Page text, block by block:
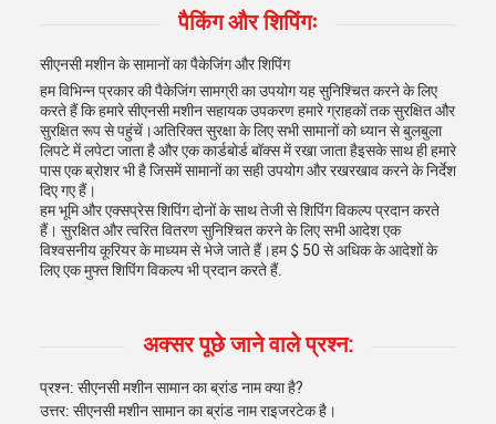
पैकिंग और शिपिंगः
सीएनसी मशीन के सामानों का पैकेजिंग और शिपिंग
हम विभिन्न प्रकार की पैकेजिंग सामग्री का उपयोग यह सुनिश्चित करने के लिए
करते हैं कि हमारे सीएनसी मशीन सहायक उपकरण हमारे ग्राहकों तक सुरक्षित और
सुरक्षित रूप से पहुंचें।अतिरिक्त सुरक्षा के लिए सभी सामानों को ध्यान से बुलबुला
लिपटे में लपेटा जाता है और एक कार्डबोर्ड बॉक्स में रखा जाता हैइसके साथ ही हमारे
पास एक ब्रोशर भी है जिसमें सामानों का सही उपयोग और रखरखाव करने के निर्देश
दिए गए हैं।
हम भूमि और एक्सप्रेस शिपिंग दोनों के साथ तेजी से शिपिंग विकल्प प्रदान करते
हैं। सुरक्षित और त्वरित वितरण सुनिश्चित करने के लिए सभी आदेश एक
विश्वसनीय कूरियर के माध्यम से भेजे जाते हैं।हम $ 50 से अधिक के आदेशों के
लिए एक मुफ्त शिपिंग विकल्प भी प्रदान करते हैं.
अक्सर पूछे जाने वाले प्रश्न:
प्रश्न: सीएनसी मशीन सामान का ब्रांड नाम क्या है?
उत्तर: सीएनसी मशीन सामान का ब्रांड नाम राइजरटेक है।